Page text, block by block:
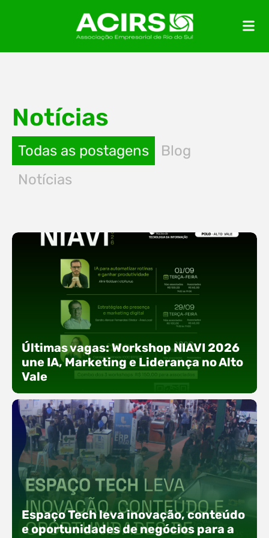
Notícias
Todas as postagens
Blog
Notícias
Últimas vagas: Workshop NIAVI 2026
une IA, Marketing e Liderança no Alto
Vale
Com o objetivo de impulsionar a produtividade, a
presença digital e a gestão nas empresas do
Alto Vale, o Núcleo de Tecnologia da Informação
(NIAVI), Polo ACATE-ACIRS, realiza a edição
Espaço Tech leva inovação, conteúdo
e oportunidades de negócios para a